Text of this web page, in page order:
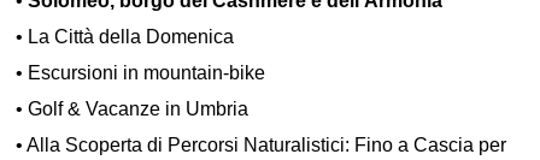
• La Città della Domenica
• Escursioni in mountain-bike
•Golf & Vacanze in Umbria
•Alla Scoperta di Percorsi Naturalistici: Fino a Cascia per